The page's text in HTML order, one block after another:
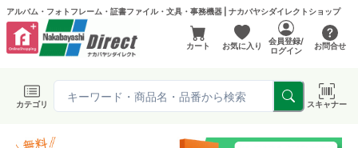
アルバム・フォトフレーム・証書ファイル・文具・事務機器 | ナカバヤシダイレクトショップ
カート お気に入り
会員登録/
ログイン
お問合せ
カテゴリ スキャナー